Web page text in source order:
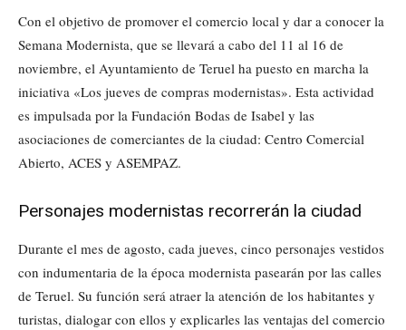
Con el objetivo de promover el comercio local y dar a conocer la
Semana Modernista, que se llevará a cabo del 11 al 16 de
noviembre, el Ayuntamiento de Teruel ha puesto en marcha la
iniciativa «Los jueves de compras modernistas». Esta actividad
es impulsada por la Fundación Bodas de Isabel y las
asociaciones de comerciantes de la ciudad: Centro Comercial
Abierto, ACES y ASEMPAZ.
Personajes modernistas recorrerán la ciudad
Durante el mes de agosto, cada jueves, cinco personajes vestidos
con indumentaria de la época modernista pasearán por las calles
de Teruel. Su función será atraer la atención de los habitantes y
turistas, dialogar con ellos y explicarles las ventajas del comercio